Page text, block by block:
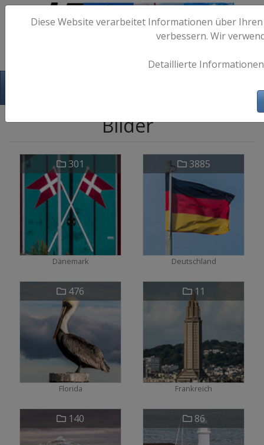
Bilder
301
Dänemark
3885
Deutschland
476
Florida
11
Frankreich
140 86
Diese Website verarbeitet Informationen über
verbessern. Wir
Detaillierte